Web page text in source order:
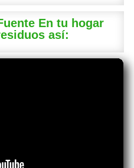
En tu hogar
así: